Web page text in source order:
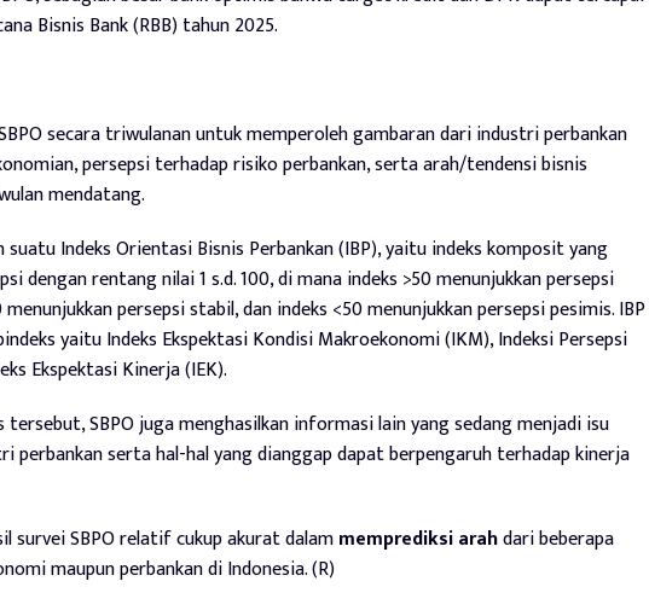
Bisnis Bank (RBB) tahun 2025.
secara triwulanan untuk memperoleh gambaran dari industri perbankan
persepsi terhadap risiko perbankan, serta arah/tendensi bisnis
mendatang.
suatu Indeks Orientasi Bisnis Perbankan (IBP), yaitu indeks komposit yang
dengan rentang nilai 1 s.d. 100, di mana indeks >50 menunjukkan persepsi
persepsi stabil, dan indeks <50 menunjukkan persepsi pesimis. IBP
yaitu Indeks Ekspektasi Kondisi Makroekonomi (IKM), Indeksi Persepsi
Ekspektasi Kinerja (IEK).
tersebut, SBPO juga menghasilkan informasi lain yang sedang menjadi isu
perbankan serta hal-hal yang dianggap dapat berpengaruh terhadap kinerja
survei SBPO relatif cukup akurat dalammemprediksiarahdari beberapa
maupun perbankan di Indonesia. (R)